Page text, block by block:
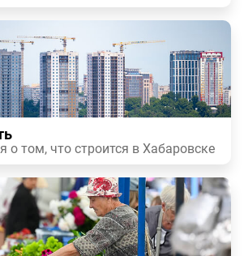
о том, что строится в Хабаровске